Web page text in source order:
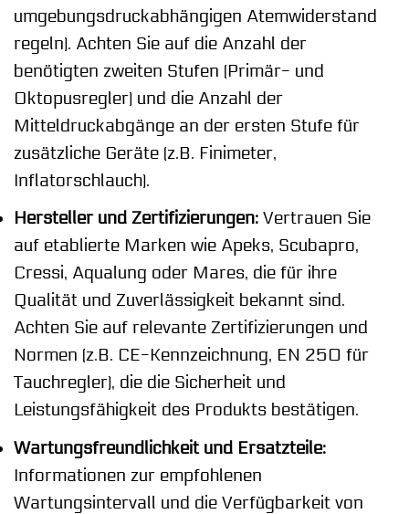
umgebungsdruckabhängigen Atemwiderstand
regeln). Achten Sie auf die Anzahl der
benötigten zweiten Stufen (Primär- und
Oktopusregler) und die Anzahl der
Mitteldruckabgänge an der ersten Stufe für
zusätzliche Geräte (z.B. Finimeter,
Inflatorschlauch).
Hersteller und Zertifizierungen: Vertrauen Sie
auf etablierte Marken wie Apeks, Scubapro,
Cressi, Aqualung oder Mares, die für ihre
Qualität und Zuverlässigkeit bekannt sind.
Achten Sie auf relevante Zertifizierungen und
Normen (z.B. CE-Kennzeichnung, EN 250 für
Tauchregler), die die Sicherheit und
Leistungsfähigkeit des Produkts bestätigen.
Wartungsfreundlichkeit und Ersatzteile:
Informationen zur empfohlenen
Wartungsintervall und die Verfügbarkeit von